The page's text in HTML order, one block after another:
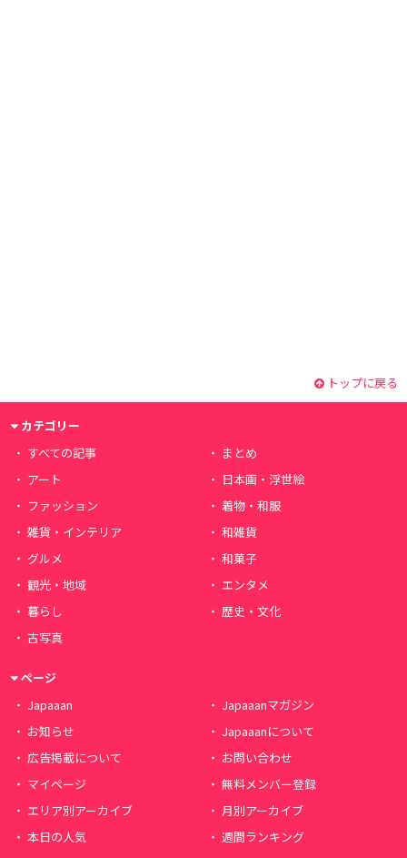
トップに戻る
カテゴリー
すべての記事
まとめ
アート
日本画・浮世絵
ファッション
着物・和服
雑貨・インテリア
和雑貨
グルメ
和菓子
観光・地域
エンタメ
暮らし
歴史・文化
古写真
ページ
Japaaan
Japaaanマガジン
お知らせ
Japaaanについて
広告掲載について
お問い合わせ
マイページ
無料メンバー登録
エリア別アーカイブ
月別アーカイブ
本日の人気
週間ランキング